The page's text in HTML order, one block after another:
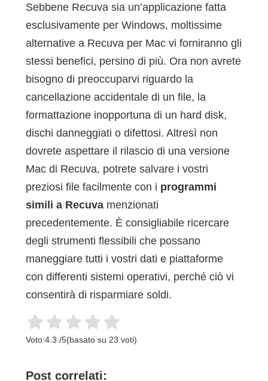
Sebbene Recuva sia un’applicazione fatta
esclusivamente per Windows, moltissime
alternative a Recuva per Mac vi forniranno gli
stessi benefici, persino di più. Ora non avrete
bisogno di preoccuparvi riguardo la
cancellazione accidentale di un file, la
formattazione inopportuna di un hard disk,
dischi danneggiati o difettosi. Altresì non
dovrete aspettare il rilascio di una versione
Mac di Recuva, potrete salvare i vostri
preziosi file facilmente con i programmi
simili a Recuvamenzionati
precedentemente. È consigliabile ricercare
degli strumenti flessibili che possano
maneggiare tutti i vostri dati e piattaforme
con differenti sistemi operativi, perché ciò vi
consentirà di risparmiare soldi.
Voto:4.3 /5(basato su 23 voti)
Post correlati: